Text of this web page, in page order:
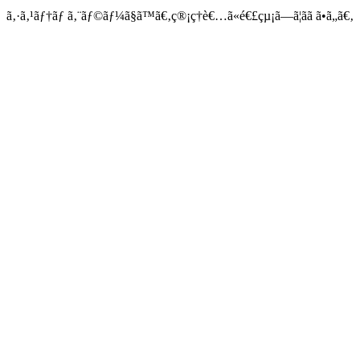
ã‚·ã‚¹ãƒ†ãƒ ã‚¨ãƒ©ãƒ¼ã§ã™ã€‚ç®¡ç†è€…ã«é€£çµ¡ã—ã¦ãã ã•ã„ã€‚